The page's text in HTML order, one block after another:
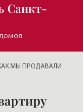
Санкт-
МЫ ПРОДАВАЛИ